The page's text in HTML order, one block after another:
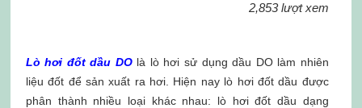
2,853 lượt xem
Lò hơi đốt dầu DOlà lò hơi sử dụng dầu DO làm nhiên
liệu đốt để sản xuất ra hơi. Hiện nay lò hơi đốt dầu được
phân thành nhiều loại khác nhau: lò hơi đốt dầu dạng